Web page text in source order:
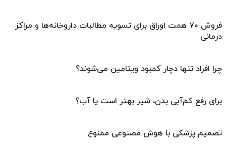
فروش ۷۰ همت اوراق برای تسویه مطالبات داروخانه‌ها و مراکز
درمانی
چرا افراد تنها دچار کمبود ویتامین می‌شوند؟
برای رفع کم‌آبی بدن، شیر بهتر است یا آب؟
تصمیم پزشکی با هوش مصنوعی ممنوع